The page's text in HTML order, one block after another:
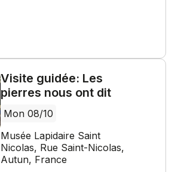
Visite guidée: Les
pierres nous ont dit
Mon 08/10
Musée Lapidaire Saint
Nicolas, Rue Saint-Nicolas,
Autun, France